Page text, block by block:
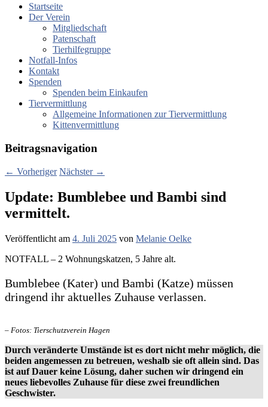
Startseite
Der Verein
Mitgliedschaft
Patenschaft
Tierhilfegruppe
Notfall-Infos
Kontakt
Spenden
Spenden beim Einkaufen
Tiervermittlung
Allgemeine Informationen zur Tiervermittlung
Kittenvermittlung
Beitragsnavigation
← Vorheriger Nächster →
Update: Bumblebee und Bambi sind
vermittelt.
Veröffentlicht am 4. Juli 2025 von Melanie Oelke
NOTFALL – 2 Wohnungskatzen, 5 Jahre alt.
Bumblebee (Kater) und Bambi (Katze) müssen
dringend ihr aktuelles Zuhause verlassen.
– Fotos: Tierschutzverein Hagen
Durch veränderte Umstände ist es dort nicht mehr möglich, die
beiden angemessen zu betreuen, weshalb sie oft allein sind. Das
ist auf Dauer keine Lösung, daher suchen wir dringend ein
neues liebevolles Zuhause für diese zwei freundlichen
Geschwister.